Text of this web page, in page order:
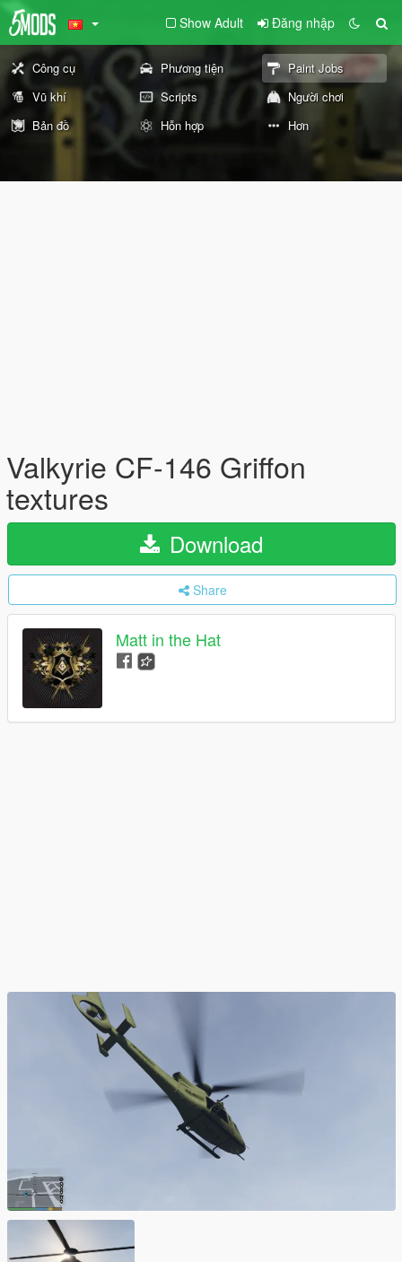
Show Adult Đăng nhập
Công cụ Phương tiện
Paint Jobs
Vũ khí
Scripts
Người chơi
Bản đồ
Hỗn hợp Hơn
Valkyrie CF-146 Griffon
textures
Download
Share
Matt in the Hat